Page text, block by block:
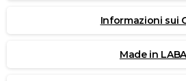
Informazioni sui
Made in